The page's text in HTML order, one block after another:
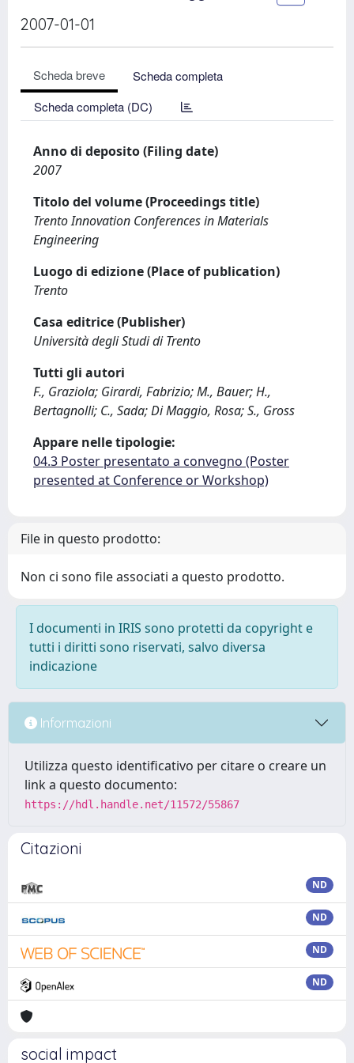
2007-01-01
Scheda breve
Scheda completa
Scheda completa (DC)
Anno di deposito (Filing date)
2007
Titolo del volume (Proceedings title)
Trento Innovation Conferences in Materials
Engineering
Luogo di edizione (Place of publication)
Trento
Casa editrice (Publisher)
Università degli Studi di Trento
Tutti gli autori
F., Graziola; Girardi, Fabrizio; M., Bauer; H.,
Bertagnolli; C., Sada; Di Maggio, Rosa; S., Gross
Appare nelle tipologie:
04.3 Poster presentato a convegno (Poster
presented at Conference or Workshop)
File in questo prodotto:
Non ci sono file associati a questo prodotto.
I documenti in IRIS sono protetti da copyright e
tutti i diritti sono riservati, salvo diversa
indicazione
Informazioni
Utilizza questo identificativo per citare o creare un
link a questo documento:
https://hdl.handle.net/11572/55867
Citazioni
ND
ND
ND
ND
social impact